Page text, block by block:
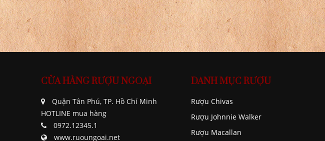
CỬA HÀNG RƯỢU NGOẠI
Quận Tân Phú, TP. Hồ Chí Minh
HOTLINE mua hàng
0972.12345.1
www.ruoungoai.net
DANH MỤC RƯỢU
Rượu Chivas
Rượu Johnnie Walker
Rượu Macallan